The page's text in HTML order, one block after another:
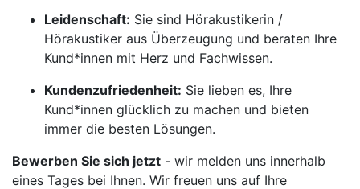
Leidenschaft: Sie sind Hörakustikerin /
Hörakustiker aus Überzeugung und beraten Ihre
Kund*innen mit Herz und Fachwissen.
Kundenzufriedenheit: Sie lieben es, Ihre
Kund*innen glücklich zu machen und bieten
immer die besten Lösungen.
Bewerben Sie sich jetzt - wir melden uns innerhalb
eines Tages bei Ihnen. Wir freuen uns auf Ihre